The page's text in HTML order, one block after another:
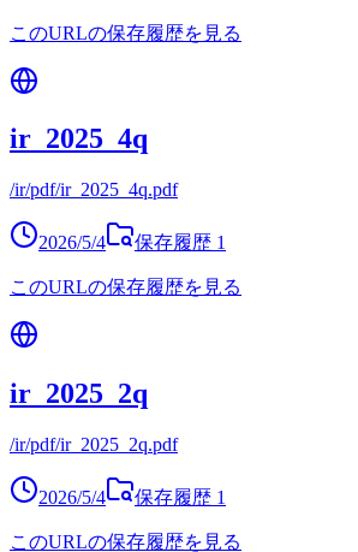
このURLの保存履歴を見る
ir_2025_4q
/ir/pdf/ir_2025_4q.pdf
2026/5/4 保存履歴 1
このURLの保存履歴を見る
ir_2025_2q
/ir/pdf/ir_2025_2q.pdf
2026/5/4 保存履歴 1
このURLの保存履歴を見る